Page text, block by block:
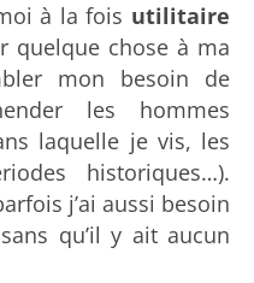
à la fois utilitaire
quelque chose à ma
mon besoin de
les hommes
laquelle je vis, les
historiques…).
j’ai aussi besoin
qu’il y ait aucun